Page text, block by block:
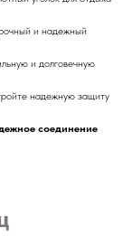
и надежный
и долговечную
надежную защиту
соединение